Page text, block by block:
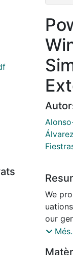
We
our
define